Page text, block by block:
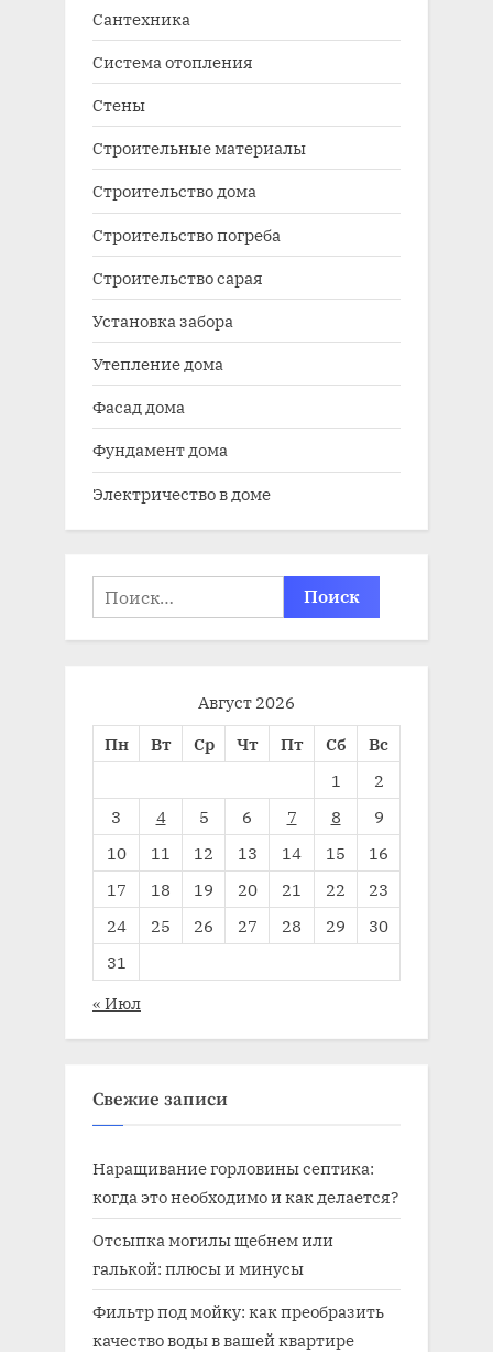
Сантехника
Система отопления
Стены
Строительные материалы
Строительство дома
Строительство погреба
Строительство сарая
Установка забора
Утепление дома
Фасад дома
Фундамент дома
Электричество в доме
Найти:
Август 2026
Пн
Вт Ср Чт Пт Сб
Вс
1
2
3
4 5 6 7 8
9
10
11 12 13 14 15
16
17
18 19 20 21 22
23
24
25 26 27 28 29
30
31
« Июл
Свежие записи
Наращивание горловины септика:
когда это необходимо и как делается?
Отсыпка могилы щебнем или
галькой: плюсы и минусы
Фильтр под мойку: как преобразить
качество воды в вашей квартире